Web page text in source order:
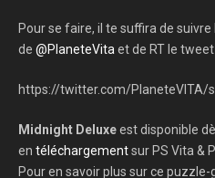
Pour se faire, il te suffira de
de @PlaneteVitaet de RT le
https://twitter.com/PlaneteVITA/
Midnight Deluxeest disponible
en téléchargementsur PS Vita &
Pour en savoir plus sur ce puzzle-